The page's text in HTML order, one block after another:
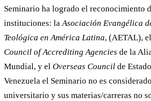
Seminario ha logrado el reconocimiento
instituciones: laAsociación Evangélica
Teológica en América Latina, (AETAL), el
Council of Accrediting Agencies de la
Mundial, y el Overseas Council de
Venezuela el Seminario no es
universitario y sus materias/carreras no